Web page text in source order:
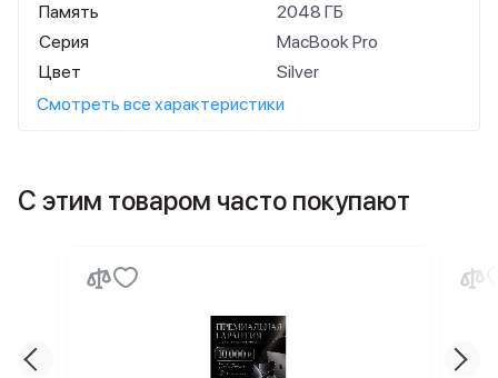
Память
2048 ГБ
Серия
MacBook Pro
Цвет
Silver
Смотреть все характеристики
С этим товаром часто покупают